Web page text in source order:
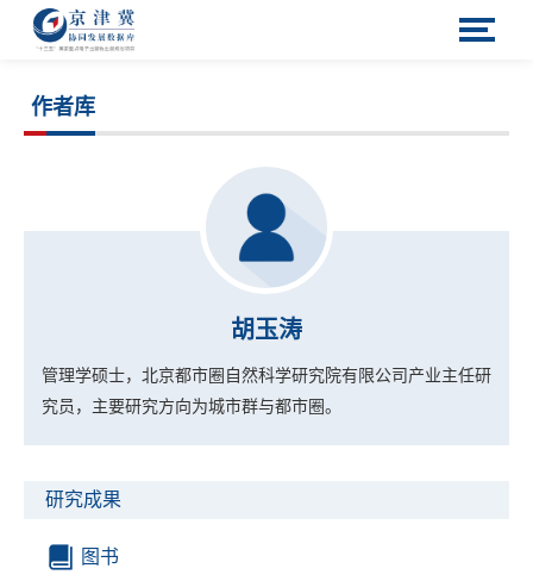
作者库
胡玉涛
管理学硕士，北京都市圈自然科学研究院有限公司产业主任研
究员，主要研究方向为城市群与都市圈。
研究成果
图书